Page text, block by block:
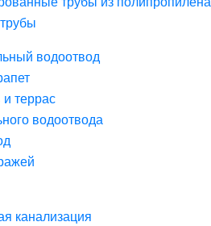
водоотвод
террас
водоотвода
канализация